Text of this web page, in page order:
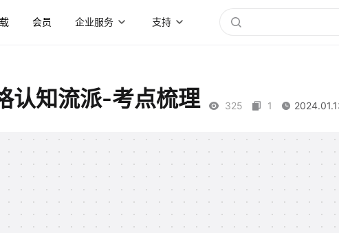
会员 企业服务 支持
认知流派-考点梳理 325 1